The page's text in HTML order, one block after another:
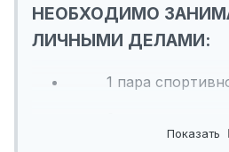
НЕОБХОДИМО
ЛИЧНЫМИ ДЕЛАМИ:
1 пара
трусов /Показать